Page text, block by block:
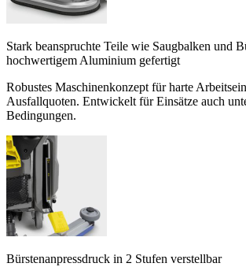
Stark beanspruchte Teile wie Saugbalken und
hochwertigem Aluminium gefertigt
Robustes Maschinenkonzept für harte
Ausfallquoten. Entwickelt für Einsätze auch
Bedingungen.
Bürstenanpressdruck in 2 Stufen verstellbar